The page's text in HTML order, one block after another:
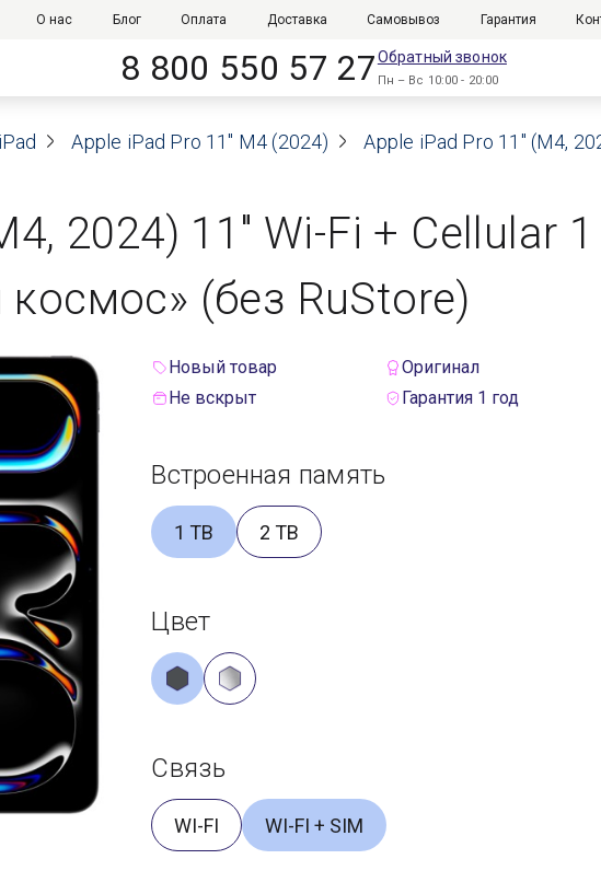
О нас Блог Оплата Доставка Самовывоз Гарантия
8 800 550 57 27Обратный звонок
Пн – Вс 10:00 - 20:00
Apple iPad Pro 11" M4 (2024) Apple iPad Pro 11" (M4,
2024) 11" Wi-Fi + Cellular
(без RuStore)
Новый товар
Оригинал
Не вскрыт
Гарантия 1 год
Встроенная память
1 TB 2 TB
Цвет
Связь
WI-FI WI-FI + SIM